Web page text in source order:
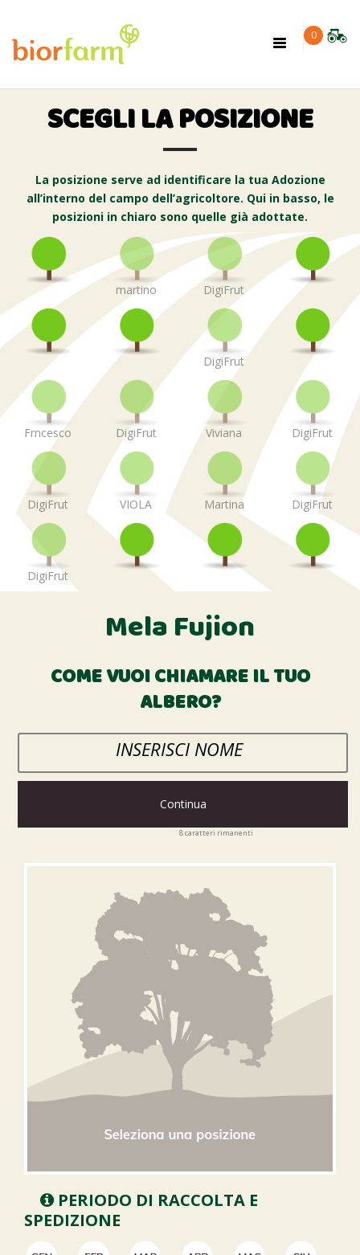
0
Toggle
SCEGLI LA POSIZIONE
La posizione serve ad identificare la tua Adozione
all’interno del campo dell’agricoltore. Qui in basso, le
posizioni in chiaro sono quelle già adottate.
martino DigiFrut
DigiFrut
Frncesco DigiFrut Viviana DigiFrut
DigiFrut VIOLA Martina DigiFrut
DigiFrut
Mela Fujion
COME VUOI CHIAMARE IL TUO
ALBERO?
Continua
8caratteri rimanenti
PERIODO DI RACCOLTA E
SPEDIZIONE